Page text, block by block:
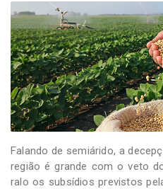
Falando de semiárido, a
região é grande com o veto
ralo os subsídios previstos